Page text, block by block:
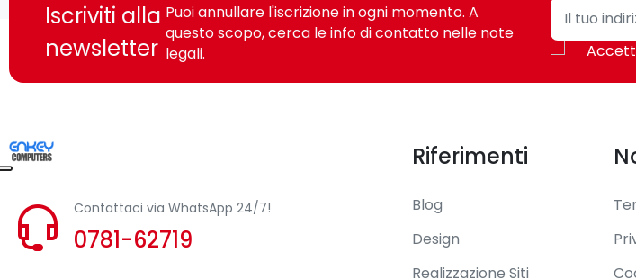
Iscriviti alla
newsletter
Puoi annullare l'iscrizione in ogni momento. A
questo scopo, cerca le info di contatto nelle note
legali.
Contattaci via WhatsApp 24/7!
0781-62719
Riferimenti
Blog
Design
Realizzazione Siti